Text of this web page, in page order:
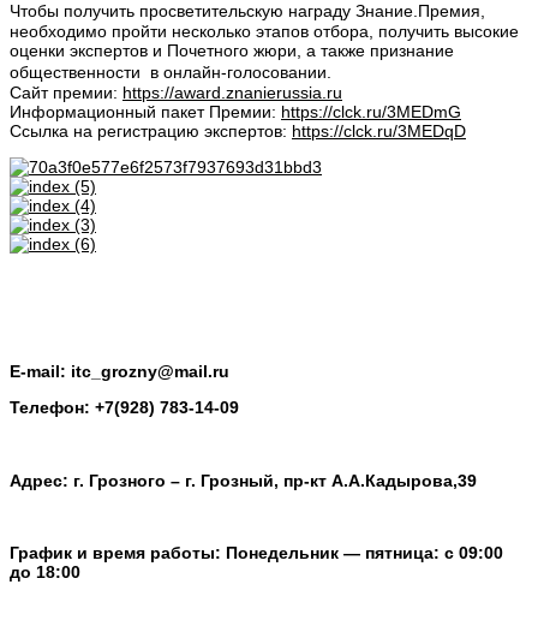
Чтобы получить просветительскую награду Знание.Премия,
необходимо пройти несколько этапов отбора, получить высокие
оценки экспертов и Почетного жюри, а также признание
общественности в онлайн-голосовании.
Сайт премии: https://award.znanierussia.ru
Информационный пакет Премии: https://clck.ru/3MEDmG
Ссылка на регистрацию экспертов: https://clck.ru/3MEDqD
E-mail: itc_grozny@mail.ru
Телефон: +7(928) 783-14-09
Адрес: г. Грозного – г. Грозный, пр-кт А.А.Кадырова,39
График и время работы: Понедельник — пятница: с 09:00
до 18:00